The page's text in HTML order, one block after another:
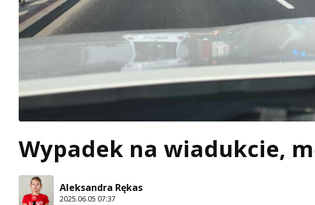
Wypadek na wiadukcie,
Aleksandra Rękas
2025.06.05 07:37